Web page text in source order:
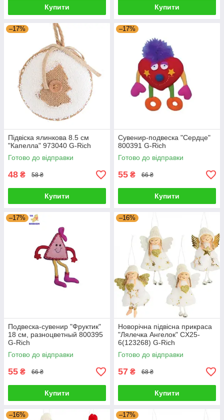
Купити Купити
–17%
Підвіска ялинкова 8.5 см
"Капелла" 973040 G-Rich
Готово до відправки
48 ₴ 58 ₴
Купити
–17%
Сувенир-подвеска "Сердце"
800391 G-Rich
Готово до відправки
55 ₴ 66 ₴
Купити
–17%
Подвеска-сувенир "Фруктик"
18 см, разноцветный 800395
G-Rich
Готово до відправки
55 ₴ 66 ₴
Купити
–16%
Новорічна підвісна прикраса
"Лялечка Ангелок" CX25-
6(123268) G-Rich
Готово до відправки
57 ₴ 68 ₴
Купити
–16% –17%